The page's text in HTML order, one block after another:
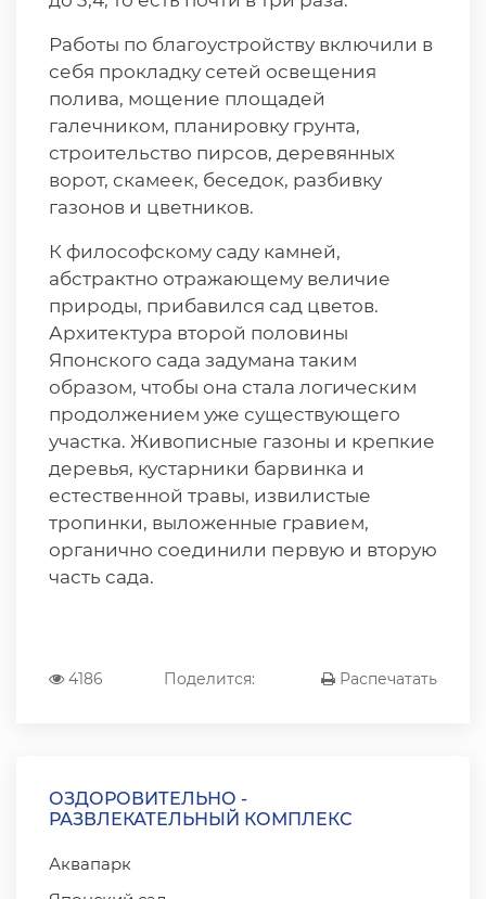
Работы по благоустройству включили в
себя прокладку сетей освещения
полива, мощение площадей
галечником, планировку грунта,
строительство пирсов, деревянных
ворот, скамеек, беседок, разбивку
газонов и цветников.
К философскому саду камней,
абстрактно отражающему величие
природы, прибавился сад цветов.
Архитектура второй половины
Японского сада задумана таким
образом, чтобы она стала логическим
продолжением уже существующего
участка. Живописные газоны и крепкие
деревья, кустарники барвинка и
естественной травы, извилистые
тропинки, выложенные гравием,
органично соединили первую и вторую
часть сада.
4186 Поделится: Распечатать
ОЗДОРОВИТЕЛЬНО -
РАЗВЛЕКАТЕЛЬНЫЙ КОМПЛЕКС
Аквапарк